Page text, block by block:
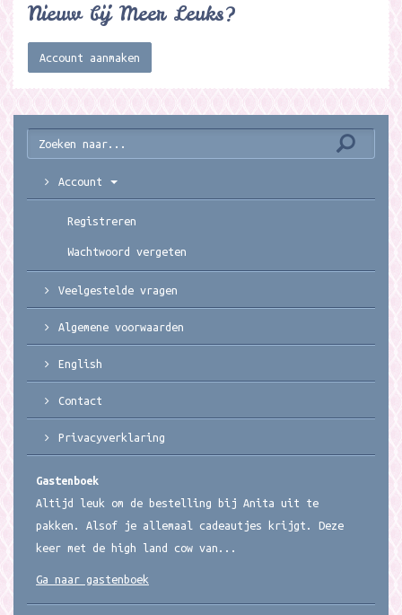
Nieuw bij Meer Leuks?
Account aanmaken
Account
Registreren
Wachtwoord vergeten
Veelgestelde vragen
Algemene voorwaarden
English
Contact
Privacyverklaring
Gastenboek
Altijd leuk om de bestelling bij Anita uit te
pakken. Alsof je allemaal cadeautjes krijgt. Deze
keer met de high land cow van...
Ga naar gastenboek